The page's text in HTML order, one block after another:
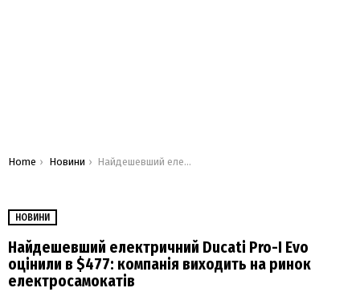
You are here:
Home Новини Найдешевший електричний Ducati Pro-I Evo оцінили в $477: компанія виходить на ринок електросамокатів
НОВИНИ
Найдешевший електричний Ducati Pro-I Evo
оцінили в $477: компанія виходить на ринок
електросамокатів